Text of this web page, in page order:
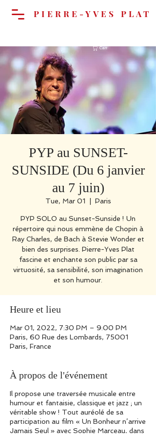
Cart
PIERRE-YVES PLAT
PYP au SUNSET-
SUNSIDE (Du 6 janvier
au 7 juin)
Tue, Mar 01 Paris
PYP SOLO au Sunset-Sunside ! Un
répertoire qui nous emmène de Chopin à
Ray Charles, de Bach à Stevie Wonder et
bien des surprises. Pierre-Yves Plat
fascine et enchante son public par sa
virtuosité, sa sensibilité, son imagination
et son humour.
Heure et lieu
Mar 01, 2022, 7:30 PM – 9:00 PM
Paris, 60 Rue des Lombards, 75001
Paris, France
À propos de l'événement
Il propose une traversée musicale entre
humour et fantaisie, classique et jazz ; un
véritable show ! Tout auréolé de sa
participation au film « Un Bonheur n’arrive
Jamais Seul » avec Sophie Marceau, dans